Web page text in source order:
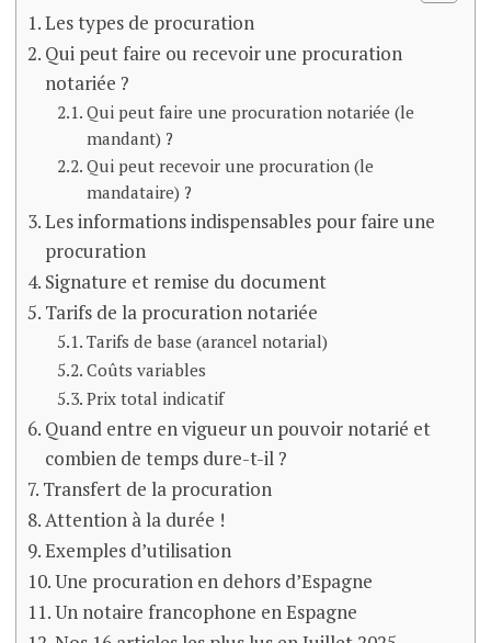
Les types de procuration
Qui peut faire ou recevoir une procuration
notariée ?
Qui peut faire une procuration notariée (le
mandant) ?
Qui peut recevoir une procuration (le
mandataire) ?
Les informations indispensables pour faire une
procuration
Signature et remise du document
Tarifs de la procuration notariée
Tarifs de base (arancel notarial)
Coûts variables
Prix total indicatif
Quand entre en vigueur un pouvoir notarié et
combien de temps dure-t-il ?
Transfert de la procuration
Attention à la durée !
Exemples d’utilisation
Une procuration en dehors d’Espagne
Un notaire francophone en Espagne